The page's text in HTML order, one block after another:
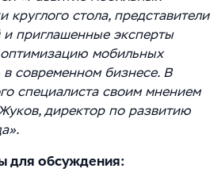
контроля на основе ИИ
и управления данными
производственных
and Automation
с нами
круглого стола, представители
приглашенные эксперты
мобильных
современном бизнесе. В
специалиста своим мнением
директор по развитию
для обсуждения: